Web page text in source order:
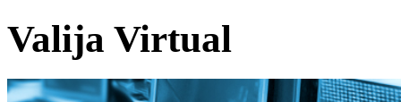
Valija Virtual